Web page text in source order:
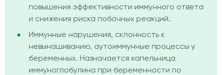
повышения эффективности иммунного ответа
и снижения риска побочных реакций.
Иммунные нарушения, склонность к
невынашиванию, аутоиммунные процессы у
беременных. Назначается капельница
иммуноглобулина при беременности по